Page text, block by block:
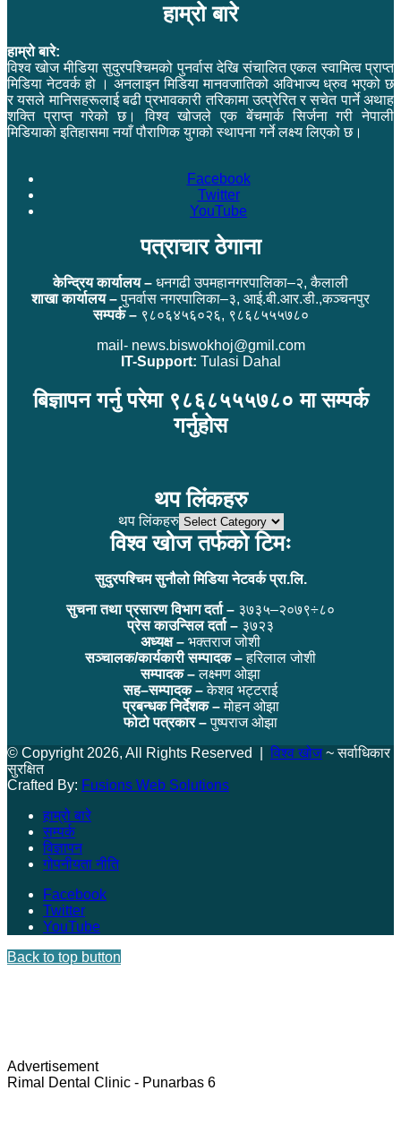
हाम्रो बारे
हाम्रो बारे:
विश्व खोज मीडिया सुदुरपश्चिमको पुनर्वास देखि संचालित एकल स्वामित्व प्राप्त
मिडिया नेटवर्क हो । अनलाइन मिडिया मानवजातिको अविभाज्य ध्रुव भएको छ
र यसले मानिसहरूलाई बढी प्रभावकारी तरिकामा उत्प्रेरित र सचेत पार्ने अथाह
शक्ति प्राप्त गरेको छ। विश्व खोजले एक बेंचमार्क सिर्जना गरी नेपाली
मिडियाको इतिहासमा नयाँ पौराणिक युगको स्थापना गर्ने लक्ष्य लिएको छ।
Facebook
Twitter
YouTube
पत्राचार ठेगाना
केन्द्रिय कार्यालय – धनगढी उपमहानगरपालिका–२, कैलाली
शाखा कार्यालय –पुनर्वास नगरपालिका–३, आई.बी.आर.डी.,कञ्चनपुर
सम्पर्क –९८०६४५६०२६, ९८६८५५५७८०
mail- news.biswokhoj@gmil.com
IT-Support: Tulasi Dahal
बिज्ञापन गर्नु परेमा ९८६८५५५७८० मा सम्पर्क
गर्नुहोस
थप लिंकहरु
थप लिंकहरु
विश्व खोज तर्फको टिमः
सुदुरपश्चिम सुनौलो मिडिया नेटवर्क प्रा.लि.
सुचना तथा प्रसारण विभाग दर्ता – ३७३५–२०७९÷८०
प्रेस काउन्सिल दर्ता – ३७२३
अध्यक्ष – भक्तराज जोशी
सञ्चालक/कार्यकारी सम्पादक –हरिलाल जोशी
सम्पादक –लक्ष्मण ओझा
सह–सम्पादक –केशव भट्टराई
प्रबन्धक निर्देशक –मोहन ओझा
फोटो पत्रकार –पुष्पराज ओझा
© Copyright 2026, All Rights Reserved | विश्व खोज~ सर्वाधिकार
सुरक्षित
Crafted By: Fusions Web Solutions
हाम्रो बारे
सम्पर्क
विज्ञापन
गोपनीयता नीति
Facebook
Twitter
YouTube
Back to top button
Advertisement
Rimal Dental Clinic - Punarbas 6